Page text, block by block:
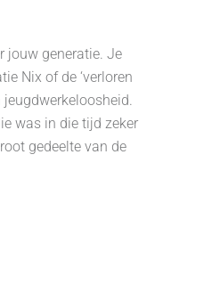
jouw generatie. Je
Nix of de ‘verloren
jeugdwerkeloosheid.
was in die tijd zeker
gedeelte van de